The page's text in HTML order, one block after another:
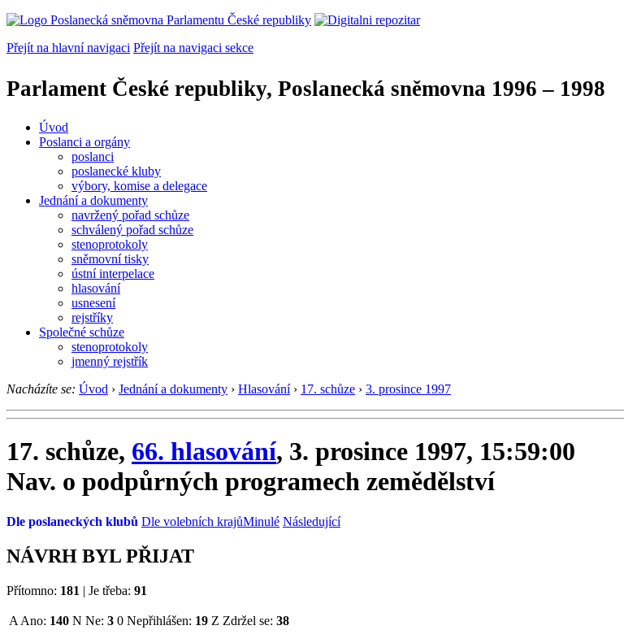
Přejít na hlavní navigaci Přejít na navigaci sekce
Parlament České republiky, Poslanecká sněmovna 1996 – 1998
Úvod
Poslanci a orgány
poslanci
poslanecké kluby
výbory, komise a delegace
Jednání a dokumenty
navržený pořad schůze
schválený pořad schůze
stenoprotokoly
sněmovní tisky
ústní interpelace
hlasování
usnesení
rejstříky
Společné schůze
stenoprotokoly
jmenný rejstřík
Nacházíte se: Úvod › Jednání a dokumenty › Hlasování › 17. schůze › 3. prosince 1997
17. schůze, 66. hlasování, 3. prosince 1997, 15:59:00
Nav. o podpůrných programech zemědělství
Dle poslaneckých klubů Dle volebních krajůMinulé Následující
NÁVRH BYL PŘIJAT
Přítomno: 181 | Je třeba: 91
A Ano: 140 N Ne: 3 0 Nepřihlášen: 19 Z Zdržel se: 38